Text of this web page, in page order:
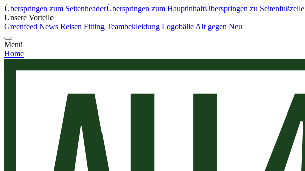
Überspringen zum SeitenheaderÜberspringen zum HauptinhaltÜberspringen zu Seitenfußzeile
Unsere Vorteile
Greenfeed News Reisen Fitting Teambekleidung Logobälle Alt gegen Neu
Menü
Home